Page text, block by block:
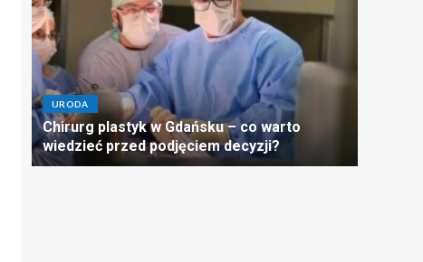
URODA
Chirurg plastyk w Gdańsku – co warto
wiedzieć przed podjęciem decyzji?